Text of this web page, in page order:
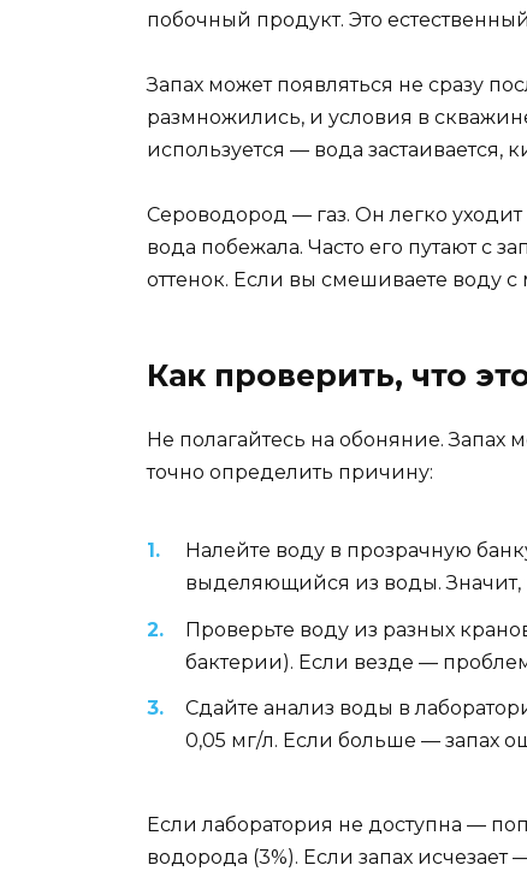
побочный продукт. Это
Запах может появляться не сразу
размножились, и условия в
используется — вода застаивается,
Сероводород — газ. Он легко
вода побежала. Часто его путают с
оттенок. Если вы смешиваете воду
Как проверить, что
Не полагайтесь на обоняние. Запах
точно определить причину:
Налейте воду в прозрачную
выделяющийся из воды. Значит,
Проверьте воду из разных
бактерии). Если везде —
Сдайте анализ воды в
0,05 мг/л. Если больше — запах
Если лаборатория не доступна —
водорода (3%). Если запах исчезает